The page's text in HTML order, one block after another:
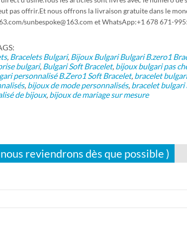
pas offrir.Et nous offrons la livraison gratuite dans le
sunbespoke@163.com et WhatsApp:+1 678 671-
, Bracelets Bulgari, Bijoux Bulgari Bulgari B.zero1
bulgari, Bulgari Soft Bracelet, bijoux bulgari pas
personnalisé B.Zero1 Soft Bracelet, bracelet
, bijoux de mode personnalisés, bracelet
de bijoux, bijoux de mariage sur mesure
reviendrons dès que possible )